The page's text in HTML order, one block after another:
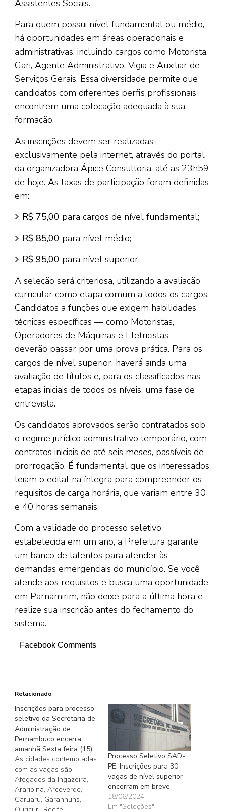
Assistentes Sociais.
Para quem possui nível fundamental ou médio,
há oportunidades em áreas operacionais e
administrativas, incluindo cargos como Motorista,
Gari, Agente Administrativo, Vigia e Auxiliar de
Serviços Gerais. Essa diversidade permite que
candidatos com diferentes perfis profissionais
encontrem uma colocação adequada à sua
formação.
As inscrições devem ser realizadas
exclusivamente pela internet, através do portal
da organizadora Ápice Consultoria, até as 23h59
de hoje. As taxas de participação foram definidas
em:
R$ 75,00 para cargos de nível fundamental;
R$ 85,00 para nível médio;
R$ 95,00 para nível superior.
A seleção será criteriosa, utilizando a avaliação
curricular como etapa comum a todos os cargos.
Candidatos a funções que exigem habilidades
técnicas específicas — como Motoristas,
Operadores de Máquinas e Eletricistas —
deverão passar por uma prova prática. Para os
cargos de nível superior, haverá ainda uma
avaliação de títulos e, para os classificados nas
etapas iniciais de todos os níveis, uma fase de
entrevista.
Os candidatos aprovados serão contratados sob
o regime jurídico administrativo temporário, com
contratos iniciais de até seis meses, passíveis de
prorrogação. É fundamental que os interessados
leiam o edital na íntegra para compreender os
requisitos de carga horária, que variam entre 30
e 40 horas semanais.
Com a validade do processo seletivo
estabelecida em um ano, a Prefeitura garante
um banco de talentos para atender às
demandas emergenciais do município. Se você
atende aos requisitos e busca uma oportunidade
em Parnamirim, não deixe para a última hora e
realize sua inscrição antes do fechamento do
sistema.
Facebook Comments
Relacionado
Inscrições para processo
seletivo da Secretaria de
Administração de
Pernambuco encerra
amanhã Sexta feira (15)
As cidades contempladas
com as vagas são
Afogados da Ingazeira,
Araripina, Arcoverde,
Caruaru, Garanhuns,
Processo Seletivo SAD-
PE: Inscrições para 30
vagas de nível superior
encerram em breve
18/06/2024
Em "Seleções"